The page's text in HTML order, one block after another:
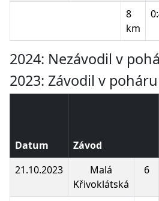
8
km
2024: Nezávodil v
2023: Závodil v
Datum Závod
21.10.2023
Malá
Křivoklátská
6